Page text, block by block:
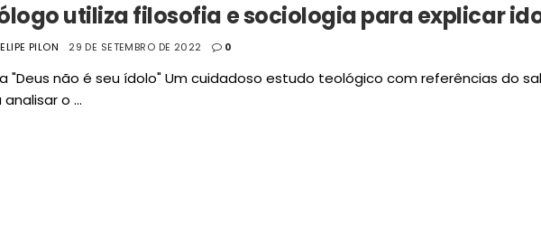
utiliza filosofia e sociologia para explicar
PILON 29 DE SETEMBRO DE 2022 0
"Deus não é seu ídolo" Um cuidadoso estudo teológico com referências do
o ...